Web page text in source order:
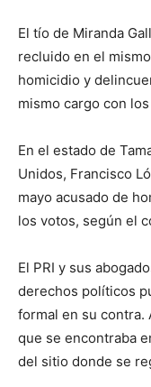
El tío de Miranda
recluido en el
homicidio y
mismo cargo con
En el estado de
Unidos, Francisco
mayo acusado de
los votos, según el
El PRI y sus
derechos políticos
formal en su contra.
que se encontraba
del sitio donde se